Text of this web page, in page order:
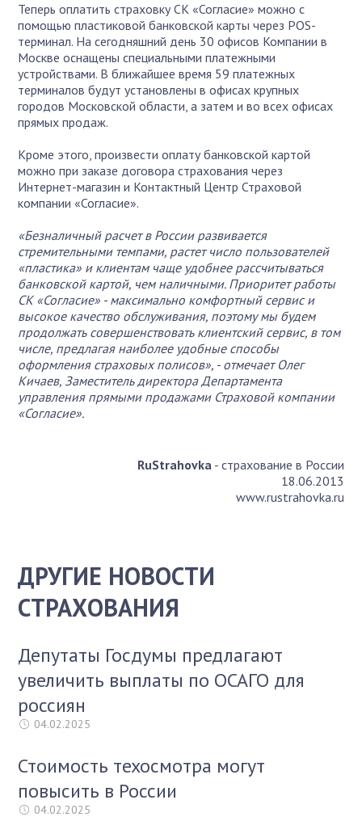
Теперь оплатить страховку СК «Согласие» можно с
помощью пластиковой банковской карты через POS-
терминал. На сегодняшний день 30 офисов Компании в
Москве оснащены специальными платежными
устройствами. В ближайшее время 59 платежных
терминалов будут установлены в офисах крупных
городов Московской области, а затем и во всех офисах
прямых продаж.
Кроме этого, произвести оплату банковской картой
можно при заказе договора страхования через
Интернет-магазин и Контактный Центр Страховой
компании «Согласие».
«Безналичный расчет в России развивается
стремительными темпами, растет число пользователей
«пластика» и клиентам чаще удобнее рассчитываться
банковской картой, чем наличными. Приоритет работы
СК «Согласие» - максимально комфортный сервис и
высокое качество обслуживания, поэтому мы будем
продолжать совершенствовать клиентский сервис, в том
числе, предлагая наиболее удобные способы
оформления страховых полисов», - отмечает Олег
Кичаев, Заместитель директора Департамента
управления прямыми продажами Страховой компании
«Согласие».
RuStrahovka- страхование в России
18.06.2013
www.rustrahovka.ru
ДРУГИЕ НОВОСТИ
СТРАХОВАНИЯ
Депутаты Госдумы предлагают
увеличить выплаты по ОСАГО для
россиян
04.02.2025
Стоимость техосмотра могут
повысить в России
04.02.2025